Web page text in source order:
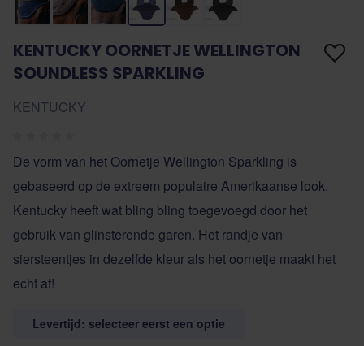
KENTUCKY OORNETJE WELLINGTON
SOUNDLESS SPARKLING
KENTUCKY
De vorm van het Oornetje Wellington Sparkling is
gebaseerd op de extreem populaire Amerikaanse look.
Kentucky heeft wat bling bling toegevoegd door het
gebruik van glinsterende garen. Het randje van
siersteentjes in dezelfde kleur als het oornetje maakt het
echt af!
Levertijd: selecteer eerst een optie